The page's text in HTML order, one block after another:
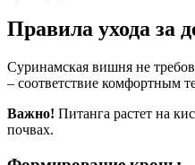
Правила ухода за
Суринамская вишня не
– соответствие комфортным
Важно! Питанга растет на
почвах.